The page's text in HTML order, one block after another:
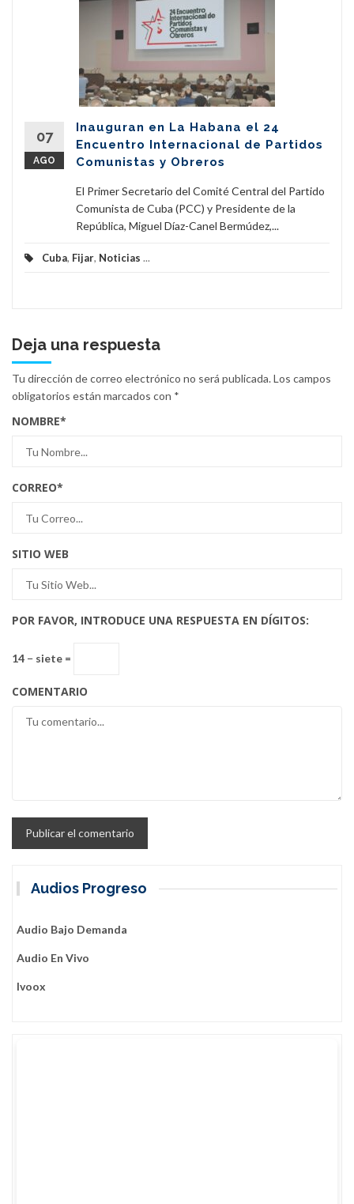
07
AGO
Inauguran en La Habana el 24
Encuentro Internacional de Partidos
Comunistas y Obreros
El Primer Secretario del Comité Central del Partido
Comunista de Cuba (PCC) y Presidente de la
República, Miguel Díaz-Canel Bermúdez,...
Cuba, Fijar, Noticias ...
Deja una respuesta
Tu dirección de correo electrónico no será publicada.Los campos
obligatorios están marcados con *
NOMBRE*
CORREO*
SITIO WEB
POR FAVOR, INTRODUCE UNA RESPUESTA EN DÍGITOS:
14 − siete =
COMENTARIO
Audios Progreso
Audio Bajo Demanda
Audio En Vivo
Ivoox